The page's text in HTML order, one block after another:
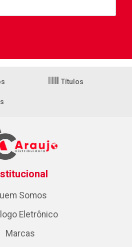
Títulos
Somos
Eletrônico
Marcas